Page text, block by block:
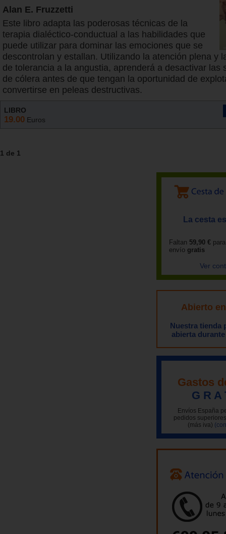
Alan E. Fruzzetti
Este libro adapta las poderosas técnicas de la
terapia dialéctico-conductual a las habilidades que
puede utilizar para dominar las emociones que se
descontrolan y estallan. Utilizando la atención plena y
de tolerancia a la angustia, aprenderá a desactivar las
de cólera antes de que tengan la oportunidad de
convertirse en peleas destructivas.
LIBRO
19.00 Euros
1 de 1
La cesta
Faltan 59,90 €
envío gratis
Ver
Abierto
Nuestra tienda
abierta
Gastos
G R A
Envíos España
pedidos
(más iva)